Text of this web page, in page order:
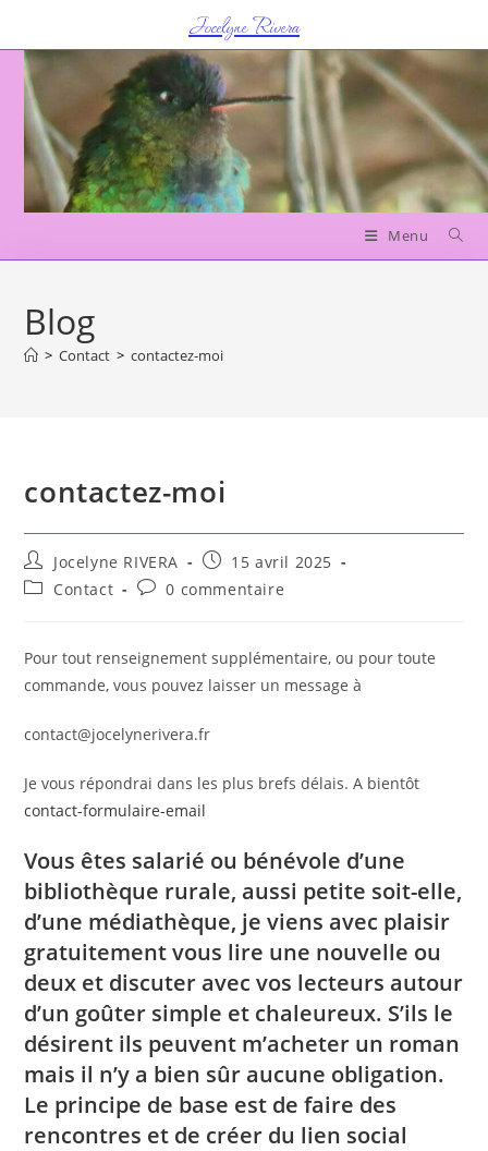
Jocelyne Rivera
Menu
Blog
> Contact > contactez-moi
contactez-moi
Jocelyne RIVERA
15 avril 2025
Contact
0 commentaire
Pour tout renseignement supplémentaire, ou pour toute
commande, vous pouvez laisser un message à
contact@jocelynerivera.fr
Je vous répondrai dans les plus brefs délais. A bientôt
contact-formulaire-email
Vous êtes salarié ou bénévole d’une
bibliothèque rurale, aussi petite soit-elle,
d’une médiathèque, je viens avec plaisir
gratuitement vous lire une nouvelle ou
deux et discuter avec vos lecteurs autour
d’un goûter simple et chaleureux. S’ils le
désirent ils peuvent m’acheter un roman
mais il n’y a bien sûr aucune obligation.
Le principe de base est de faire des
rencontres et de créer du lien social